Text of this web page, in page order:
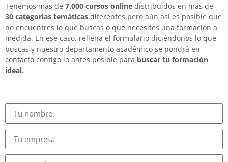
Tenemos más de 7.000 cursos online distribuidos en más de
30 categorías temáticas diferentes pero aún así es posible que
no encuentres lo que buscas o que necesites una formación a
medida. En ese caso, rellena el formulario diciéndonos lo que
buscas y nuestro departamento académico se pondrá en
contacto contigo lo antes posible para buscar tu formación
ideal.